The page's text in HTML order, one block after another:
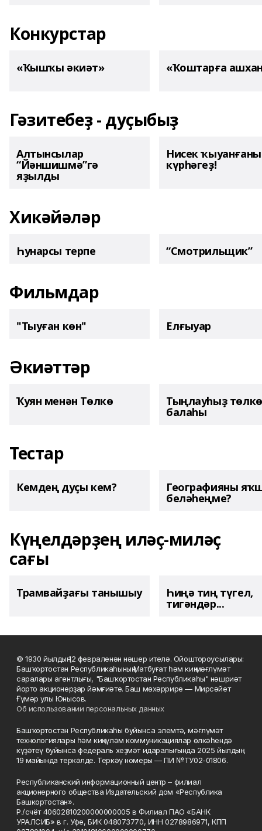
Конкурстар
«Ҡышҡы әкиәт» «Ҡоштарға
Гәзитебеҙ - дуҫыбыҙ
Алтынсылар
“Йәншишмә”гә
яҙылды
Нисек
күрһәгеҙ!
Хикәйәләр
Һунарсы терпе “Смотрильщик”
Фильмдар
"Тыуған көн" Елғыуар
Әкиәттәр
Ҡуян менән Төлкө Тыңлауһыҙ төлкө
балаһы
Тестар
Кемдең дуҫы кем? Географияны
беләһеңме?
Күңелдәрҙең иләҫ-миләҫ
сағы
Трамвайҙағы танышыу Һиңә тиң түгел,
тигәндәр...
© 1930 йылдың 12 февраленән нәшер ителә. Ойоштороусылары:
Башҡортостан Республикаһының Матбуғат һәм киң мәғлүмәт
саралары агентлығы, "Башҡортостан Республикаһы" нәшриәт
йорто акционерҙар йәмғиәте. Баш мөхәррире — Мирсәйет
Ғүмәр улы Юнысов.
Об использовании персональных данных
Башҡортостан Республикаһы буйынса элемтә, мәғлүмәт
технологиялары һәм киңкүләм коммуникациялар өлкәһендә
күҙәтеү буйынса федераль хеҙмәт идаралығында 2025 йылдың
19 майында теркәлде. Теркәү номеры — ПИ №ТУ02-01806.
Республиканский информационный центр – филиал
акционерного общества Издательский дом «Республика
Башкортостан».
Р./счёт 40602810200000000005 в Филиал ПАО «БАНК
УРАЛСИБ» в г. Уфе, БИК 048073770, ИНН 0278986971, КПП